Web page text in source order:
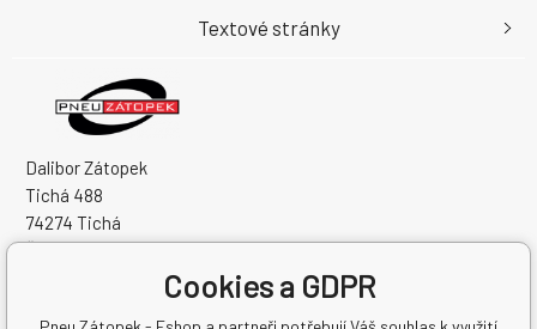
Dalibor Zátopek
Tichá 488
74274 Tichá
Česká Republika
DIČ: CZ7504094994
Textové stránky
Cookies a GDPR